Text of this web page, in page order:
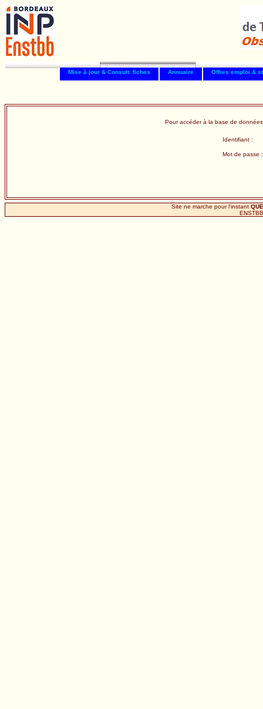
Mise à jour & Consult. fiches Annuaire Offres emploi &
Pour accéder à la base de
Identifiant :
Mot de passe :
Site ne marche pour l'instant QUE